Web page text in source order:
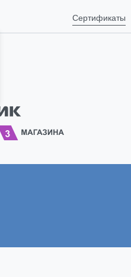
Сертификаты